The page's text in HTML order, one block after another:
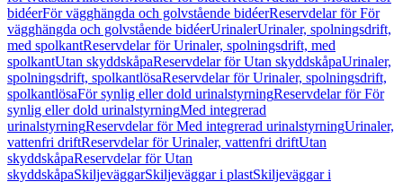
bidéerFör vägghängda och golvstående bidéerReservdelar för För
vägghängda och golvstående bidéerUrinalerUrinaler, spolningsdrift,
med spolkantReservdelar för Urinaler, spolningsdrift, med
spolkantUtan skyddskåpaReservdelar för Utan skyddskåpaUrinaler,
spolningsdrift, spolkantlösaReservdelar för Urinaler, spolningsdrift,
spolkantlösaFör synlig eller dold urinalstyrningReservdelar för För
synlig eller dold urinalstyrningMed integrerad
urinalstyrningReservdelar för Med integrerad urinalstyrningUrinaler,
vattenfri driftReservdelar för Urinaler, vattenfri driftUtan
skyddskåpaReservdelar för Utan
skyddskåpaSkiljeväggarSkiljeväggar i plastSkiljeväggar i